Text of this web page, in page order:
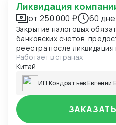
Ликвидация
от 250 000 ₽ 60
Закрытие налоговых
банковских счетов,
реестра после
заверенным переводом на
Работает в странах
Китай
ИП Кондратьев Евгений